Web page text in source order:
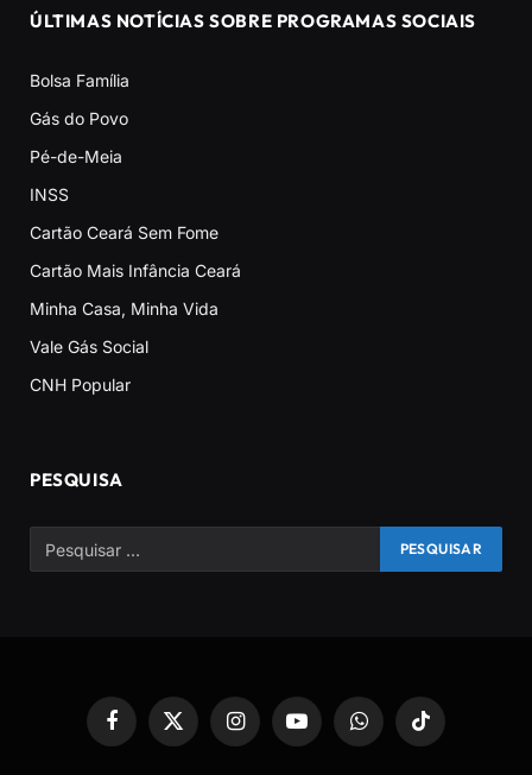
ÚLTIMAS NOTÍCIAS SOBRE PROGRAMAS SOCIAIS
Bolsa Família
Gás do Povo
Pé-de-Meia
INSS
Cartão Ceará Sem Fome
Cartão Mais Infância Ceará
Minha Casa, Minha Vida
Vale Gás Social
CNH Popular
PESQUISA
Facebook
X
InstagramYouTubeWhatsAppTikTok